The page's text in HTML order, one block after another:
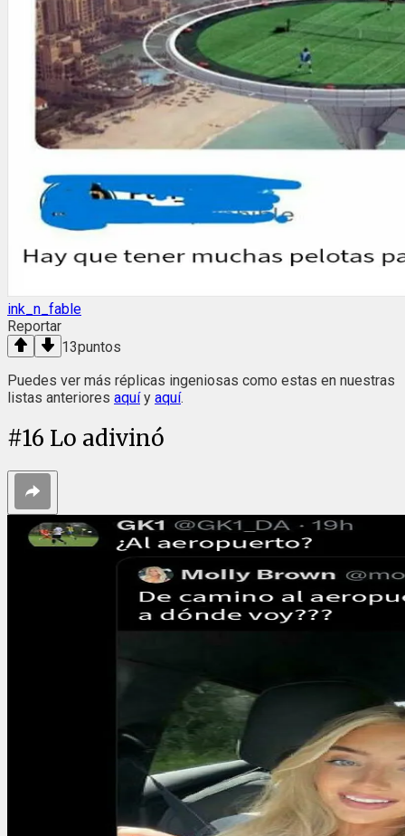
ink_n_fable
Reportar
13puntos
Puedes ver más réplicas ingeniosas como estas en nuestras
listas anteriores aquíy aquí.
#16 Lo adivinó